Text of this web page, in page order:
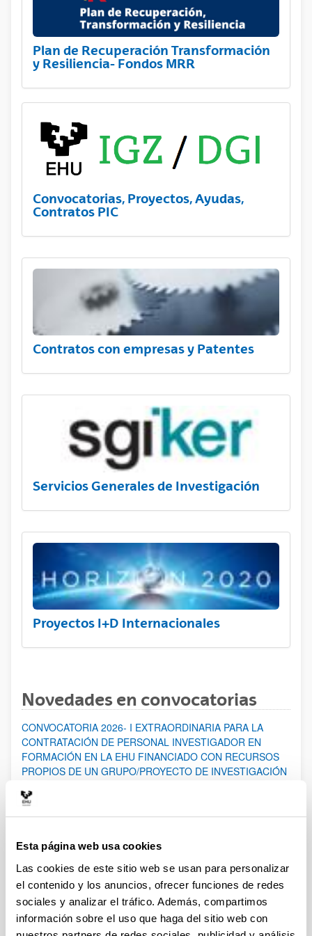
Esta página web usa cookies
Las cookies de este sitio web se usan para personalizar
el contenido y los anuncios, ofrecer funciones de redes
sociales y analizar el tráfico. Además, compartimos
información sobre el uso que haga del sitio web con
Plan de Recuperación Transformación
y Resiliencia- Fondos MRR
Convocatorias, Proyectos, Ayudas,
Contratos PIC
Contratos con empresas y Patentes
Servicios Generales de Investigación
Proyectos I+D Internacionales
Novedades en convocatorias
CONVOCATORIA 2026- I EXTRAORDINARIA PARA LA
CONTRATACIÓN DE PERSONAL INVESTIGADOR EN
FORMACIÓN EN LA EHU FINANCIADO CON RECURSOS
PROPIOS DE UN GRUPO/PROYECTO DE INVESTIGACIÓN
HASTA EL 14/08/2026
Ayudas para financiación de la adquisición y renovación de
infraestructura científica y fondos bibliográficos en la
UPV/EHU 2026
Trámite abierto
25/03/2026: Corrección de errores del listado provisional de
solicitudes admitidas y excluidas. 23/03/2026: Relación